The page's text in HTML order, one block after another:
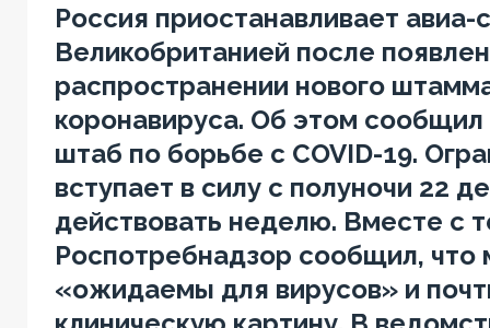
Россия приостанавливает
Великобританией после
распространении нового
коронавируса. Об этом
штаб по борьбе с COVID-19.
вступает в силу с полуночи 22
действовать неделю. Вместе с
Роспотребнадзор сообщил, что
«ожидаемы для вирусов» и